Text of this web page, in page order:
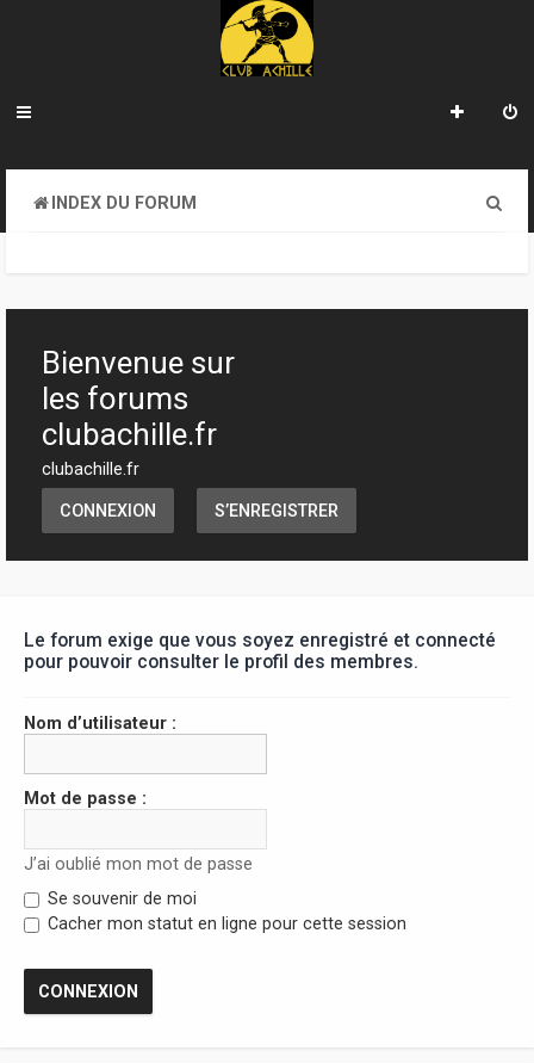
INDEX DU FORUM
h
Bienvenue sur
les forums
clubachille.fr
clubachille.fr
CONNEXION S’ENREGISTRER
Le forum exige que vous soyez enregistré et connecté
pour pouvoir consulter le profil des membres.
Nom d’utilisateur :
Mot de passe :
J’ai oublié mon mot de passe
Se souvenir de moi
Cacher mon statut en ligne pour cette session